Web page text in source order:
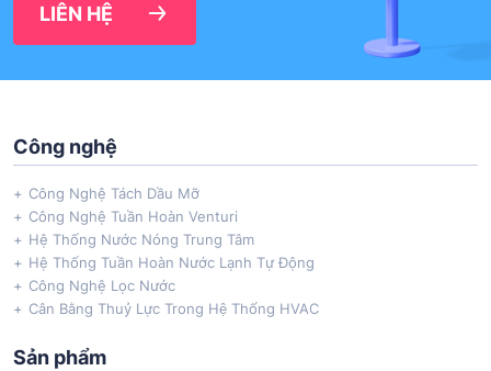
LIÊN HỆ
Công nghệ
Công Nghệ Tách Dầu Mỡ
Công Nghệ Tuần Hoàn Venturi
Hệ Thống Nước Nóng Trung Tâm
Hệ Thống Tuần Hoàn Nước Lạnh Tự Động
Công Nghệ Lọc Nước
Cân Bằng Thuỷ Lực Trong Hệ Thống HVAC
Sản phẩm